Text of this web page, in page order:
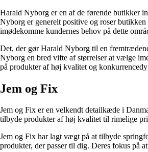
Harald Nyborg er en af de førende butikker
Nyborg er generelt positive og roser
imødekomme kundernes behov på dette
Det, der gør Harald Nyborg til en
Nyborg en bred vifte af størrelser at vælge
på produkter af høj kvalitet og
Jem og Fix
Jem og Fix er en velkendt detailkæde i
tilbyde produkter af høj kvalitet til rimelige
Jem og Fix har lagt vægt på at tilbyde
produkter, der passer til dig. Deres fokus på